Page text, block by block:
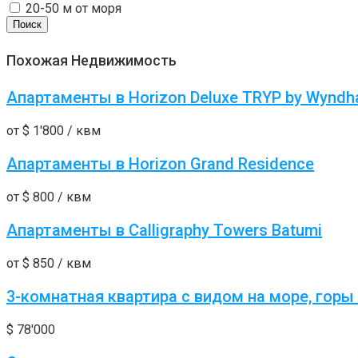
20-50 м от моря
Поиск
Похожая Недвижимость
Апартаменты в Horizon Deluxe TRYP by
от $ 1'800 / квм
Апартаменты в Horizon Grand Residence
от $ 800 / квм
Апартаменты в Calligraphy Towers Batumi
от $ 850 / квм
3-комнатная квартира с видом на море, горы
$ 78'000